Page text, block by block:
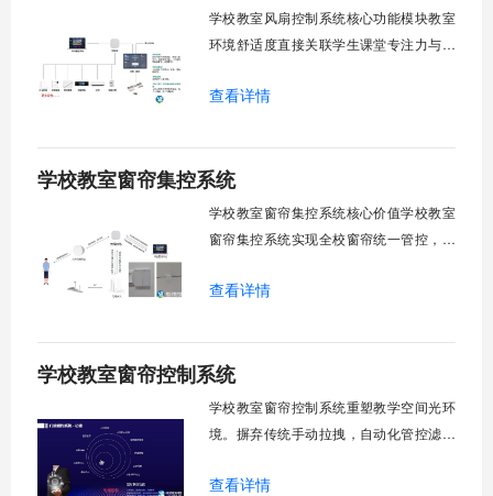
学校教室风扇控制系统核心功能模块教室
环境舒适度直接关联学生课堂专注力与学
领域，打造教室风扇控制系统，实现温度
分组联动、安全防护六大模块一体化运
行，为学校提供精细化风扇管理方案。
查看详情
学校教室窗帘集控系统
学校教室窗帘集控系统核心价值学校教室
窗帘集控系统实现全校窗帘统一管控，提
能化改造后，一键完成全校窗帘开合，节
生视力健康，营造舒适教学环境。节能减
排效果显著，延长窗帘使用寿命，降低学
查看详情
学校教室窗帘控制系统
学校教室窗帘控制系统重塑教学空间光环
境。摒弃传统手动拉拽，自动化管控滤除
足，节能降耗。精准适配多媒体教学、考
查看详情